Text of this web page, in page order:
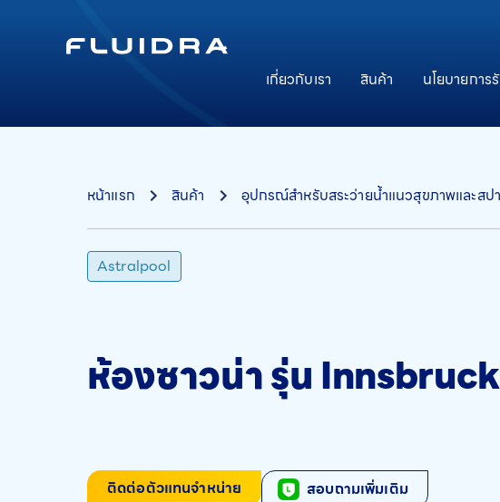
เกี่ยวกับเรา สินค้า นโยบายการ
หน้าแรก สินค้า อุปกรณ์สำหรับสระว่ายน้ำแนวสุขภาพและสปา
Astralpool
ห้องซาวน่า รุ่น Innsbruck
ติดต่อตัวแทนจำหน่าย สอบถามเพิ่มเติม